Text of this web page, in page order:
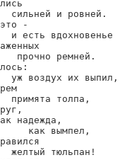
сильней и ровней.
-
и есть вдохновенье
прочно ремней.
уж воздух их выпил,
примята толпа,
надежда,
как вымпел,
желтый тюльпан!